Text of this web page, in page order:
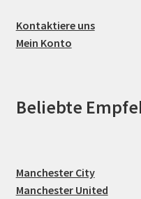
Kontaktiere uns
Mein Konto
Beliebte
Manchester City
Manchester United